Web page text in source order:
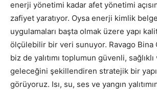
enerji yönetimi kadar afet yönetimi
zafiyet yaratıyor. Oysa enerji kimlik
uygulamaları başta olmak üzere yapı
ölçülebilir bir veri sunuyor. Ravago Bina
biz de yalıtımı toplumun güvenli,
geleceğini şekillendiren stratejik bir
görüyoruz. Isı, su, ses ve yangın